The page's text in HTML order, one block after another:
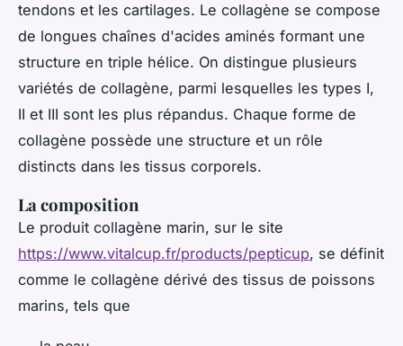
tendons et les cartilages. Le collagène se compose
de longues chaînes d'acides aminés formant une
structure en triple hélice. On distingue plusieurs
variétés de collagène, parmi lesquelles les types I,
II et III sont les plus répandus. Chaque forme de
collagène possède une structure et un rôle
distincts dans les tissus corporels.
La composition
Le produit collagène marin, sur le site
https://www.vitalcup.fr/products/pepticup, se définit
comme le collagène dérivé des tissus de poissons
marins, tels que